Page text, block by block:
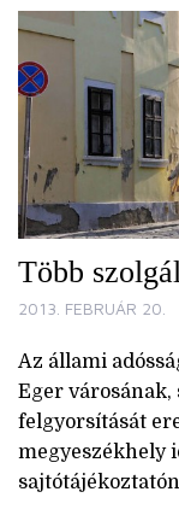
Több
2013. FEBRUÁR 20.
Az állami
Eger városának,
felgyorsítását
megyeszékhely